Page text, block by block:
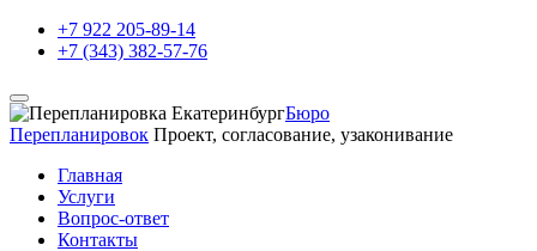
+7 922 205-89-14
+7 (343) 382-57-76
Бюро
Перепланировок Проект, согласование, узаконивание
Главная
Услуги
Вопрос-ответ
Контакты